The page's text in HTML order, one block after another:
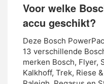
Voor welke
accu geschikt?
Deze Bosch
13 verschillende
merken Bosch, Flyer,
Kalkhoff, Trek, Riese